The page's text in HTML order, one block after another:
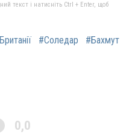
текст і натисніть Ctrl + Enter, щоб
#Соледар
#Бахмут
0,0